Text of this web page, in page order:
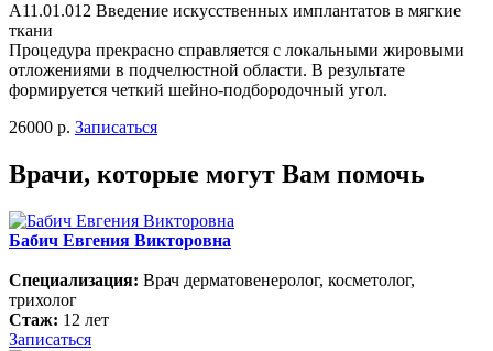
А11.01.012 Введение искусственных имплантатов в мягкие
ткани
Процедура прекрасно справляется с локальными жировыми
отложениями в подчелюстной области. В результате
формируется четкий шейно-подбородочный угол.
26000 р. Записаться
Врачи, которые могут Вам помочь
Бабич Евгения Викторовна
Специализация: Врач дерматовенеролог, косметолог,
трихолог
Стаж: 12 лет
Записаться